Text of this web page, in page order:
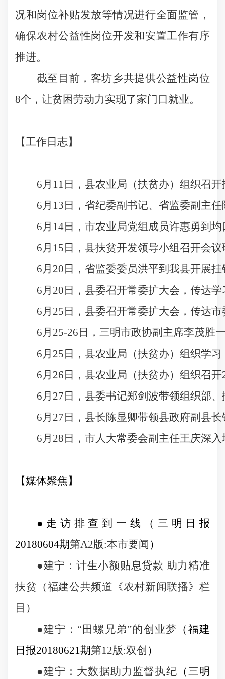
况和岗位补贴发放等情况进行全面监管，
确保农村公益性岗位开发和安置工作有序
推进。
截至目前，客坊乡共提供公益性岗位
8个，让贫困劳动力实现了家门口就业。
【工作日志】
6月 11 日 ，县农业局（扶贫办）组织召
6月 13 日 ，省纪委副书记、省监委副主
6月 14日 ，市农业局党组成员许惠勇到
6月 15 日 ，县扶贫开发领导小组召开会
6月 20 日 ，省监委委员洪平到我县开展
6月 20 日 ，县委召开常委扩大会，传达
6月 25 日 ，县委召开常委扩大会，传达
6月 25-26 日，三明市政协副主席李茂胜
6月 25 日 ，县农业局（扶贫办）组织学
6月 26 日 ，县农业局（扶贫办）组织召开
6月 27 日 ，县委书记郑剑波带领组织部
6月 27 日 ，县长陈显卿带领县政府副县
6月 28 日 ，市人大常委会副主任王庆深
【媒体聚焦】
● 走访排查到一线
（三明日报
20180604期第A2版:本市要闻 ）
●建宁：计生小额贴息贷款 助力精准
扶贫 （福建公共频道《农村新闻联播》栏
目）
●建宁：“田螺兄弟”的创业梦
（福建
日报20180621期第12版:双创 ）
●建宁：大数据助力监督执纪 （三明